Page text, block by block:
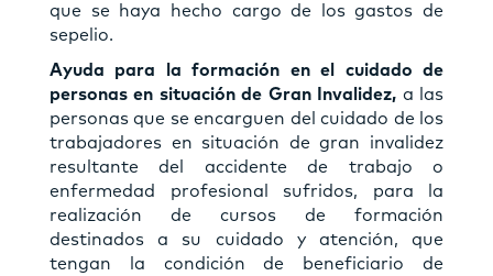
que se haya hecho cargo de los gastos de
sepelio.
Ayuda para la formación en el cuidado de
personas en situación de Gran Invalidez, a las
personas que se encarguen del cuidado de los
trabajadores en situación de gran invalidez
resultante del accidente de trabajo o
enfermedad profesional sufridos, para la
realización de cursos de formación
destinados a su cuidado y atención, que
tengan la condición de beneficiario de